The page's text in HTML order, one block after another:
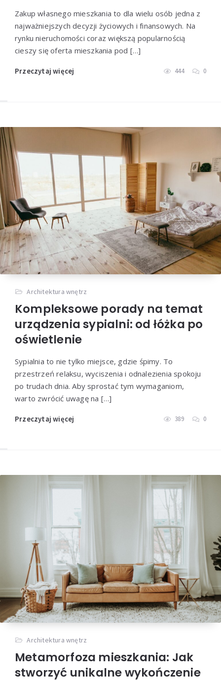
Zakup własnego mieszkania to dla wielu osób jedna z
najważniejszych decyzji życiowych i finansowych. Na
rynku nieruchomości coraz większą popularnością
cieszy się oferta mieszkania pod […]
Przeczytaj więcej 444 0
Architektura wnętrz
Kompleksowe porady na temat
urządzenia sypialni: od łóżka po
oświetlenie
Sypialnia to nie tylko miejsce, gdzie śpimy. To
przestrzeń relaksu, wyciszenia i odnalezienia spokoju
po trudach dnia. Aby sprostać tym wymaganiom,
warto zwrócić uwagę na […]
Przeczytaj więcej 389 0
Architektura wnętrz
Metamorfoza mieszkania: Jak
stworzyć unikalne wykończenie